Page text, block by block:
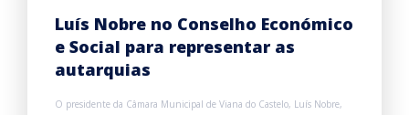
Luís Nobre no Conselho Económico
e Social para representar as
autarquias
O presidente da Câmara Municipal de Viana do Castelo, Luís Nobre,